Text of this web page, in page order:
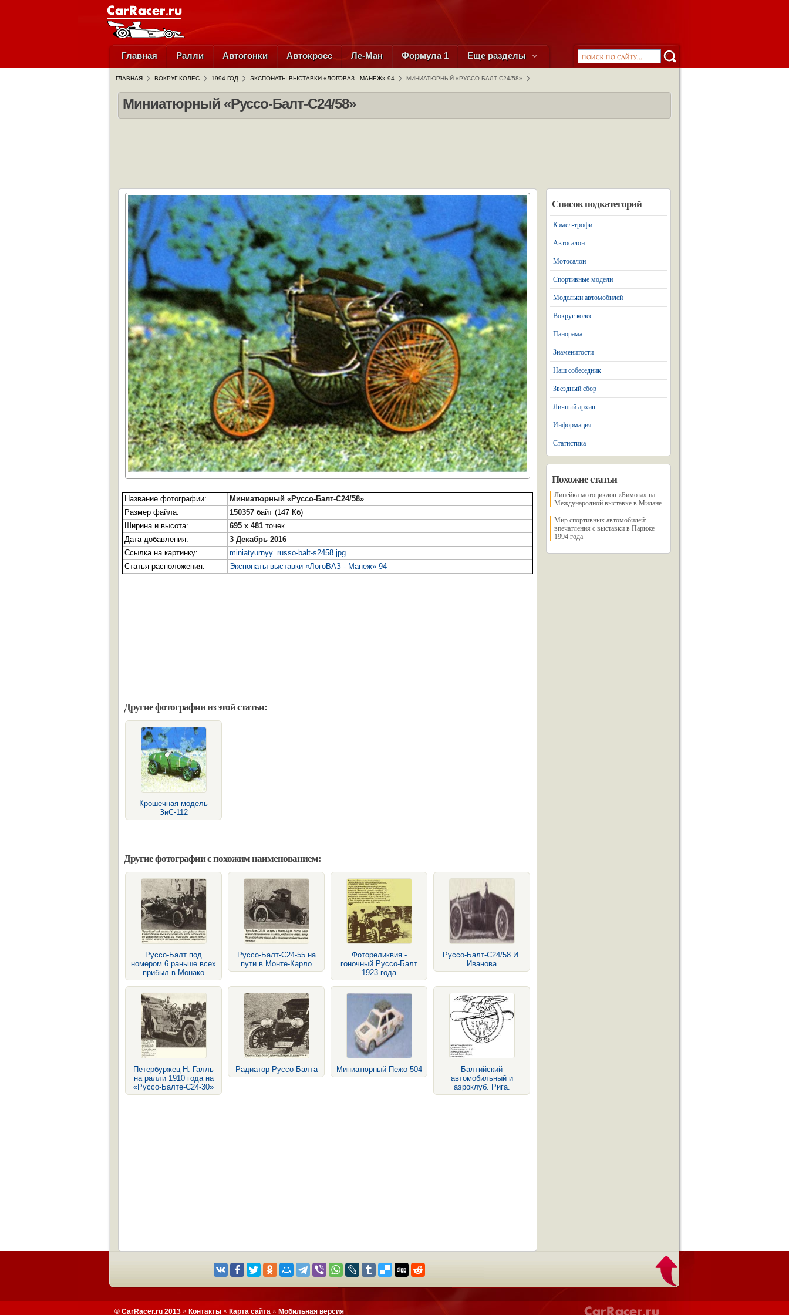
Главная Ралли Автогонки Автокросс Ле-Ман Формула 1 Еще разделы
ГЛАВНАЯ ВОКРУГ КОЛЕС 1994 ГОД ЭКСПОНАТЫ ВЫСТАВКИ «ЛОГОВАЗ - МАНЕЖ»-94 МИНИАТЮРНЫЙ «РУССО-БАЛТ-С24/58»
Миниатюрный «Руссо-Балт-С24/58»
Название фотографии:
Миниатюрный «Руссо-Балт-С24/58»
Размер файла:
150357 байт (147 Кб)
Ширина и высота:
695 x 481 точек
Дата добавления:
3 Декабрь 2016
Ссылка на картинку:
miniatyurnyy_russo-balt-s2458.jpg
Статья расположения:
Экспонаты выставки «ЛогоВАЗ - Манеж»-94
Другие фотографии из этой статьи:
Крошечная модель
ЗиС-112
Другие фотографии с похожим наименованием:
Руссо-Балт под
номером 6 раньше всех
прибыл в Монако
Руссо-Балт-С24-55 на
пути в Монте-Карло
Фотореликвия -
гоночный Руссо-Балт
1923 года
Руссо-Балт-С24/58 И.
Иванова
Петербуржец Н. Галль
на ралли 1910 года на
«Руссо-Балте-С24-30»
Радиатор Руссо-Балта Миниатюрный Пежо 504
Балтийский
автомобильный и
аэроклуб. Рига.
Список подкатегорий
Кэмел-трофи
Автосалон
Мотосалон
Спортивные модели
Модельки автомобилей
Вокруг колес
Панорама
Знаменитости
Наш собеседник
Звездный сбор
Личный архив
Информация
Статистика
Похожие статьи
Линейка мотоциклов «Бимота» на
Международной выставке в Милане
Мир спортивных автомобилей:
впечатления с выставки в Париже
1994 года
© CarRacer.ru 2013 × Контакты × Карта сайта × Мобильная версия